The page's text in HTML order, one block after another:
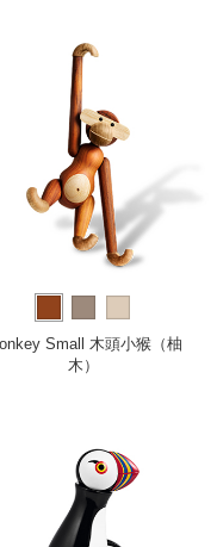
Small 木頭小猴（柚
木）